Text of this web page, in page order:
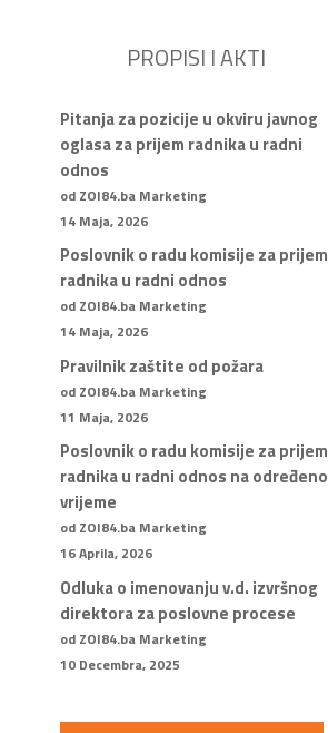
PROPISI I AKTI
Pitanja za pozicije u okviru javnog
oglasa za prijem radnika u radni
odnos
od ZOI84.ba Marketing
14 Maja, 2026
Poslovnik o radu komisije za prijem
radnika u radni odnos
od ZOI84.ba Marketing
14 Maja, 2026
Pravilnik zaštite od požara
od ZOI84.ba Marketing
11 Maja, 2026
Poslovnik o radu komisije za prijem
radnika u radni odnos na određeno
vrijeme
od ZOI84.ba Marketing
16 Aprila, 2026
Odluka o imenovanju v.d. izvršnog
direktora za poslovne procese
od ZOI84.ba Marketing
10 Decembra, 2025